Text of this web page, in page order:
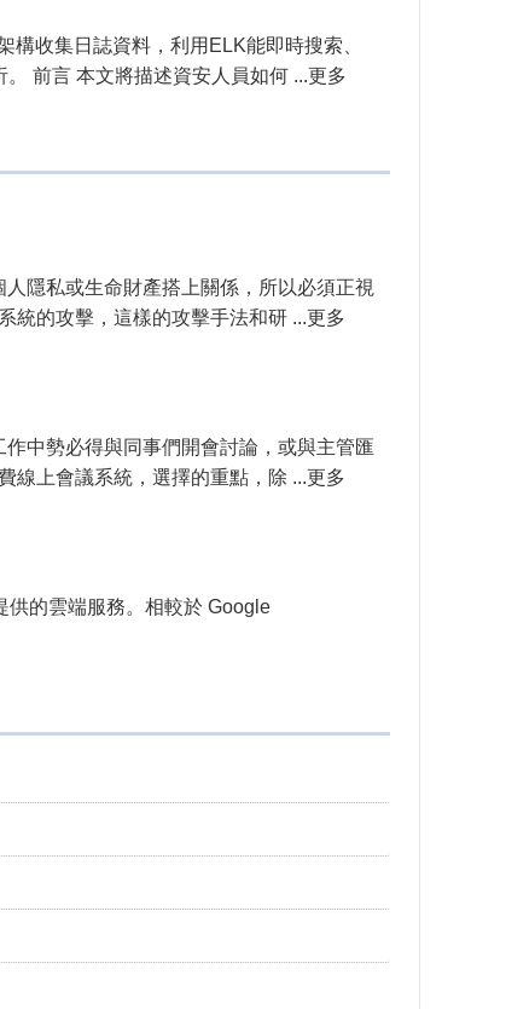
收集日誌資料，利用ELK能即時搜索、
前言 本文將描述資安人員如何 ...更多
隱私或生命財產搭上關係，所以必須正視
統的攻擊，這樣的攻擊手法和研 ...更多
中勢必得與同事們開會討論，或與主管匯
線上會議系統，選擇的重點，除 ...更多
的雲端服務。相較於 Google